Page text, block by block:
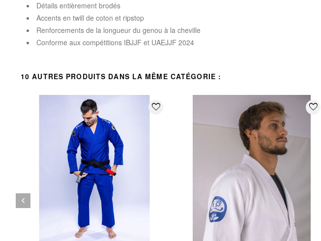
Détails entièrement brodés
Accents en twill de coton et ripstop
Renforcements de la longueur du genou à la cheville
Conforme aux compétitions IBJJF et UAEJJF 2024
10 AUTRES PRODUITS DANS LA MÊME CATÉGORIE :
favorite_border favorite_border
Précédent
keyboard_arrow_left